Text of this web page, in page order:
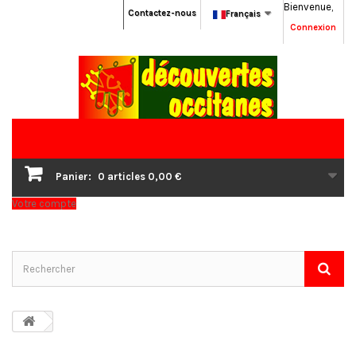
Bienvenue,
Connexion
Français
Contactez-nous
Panier: 0 articles 0,00 €
Votre compte